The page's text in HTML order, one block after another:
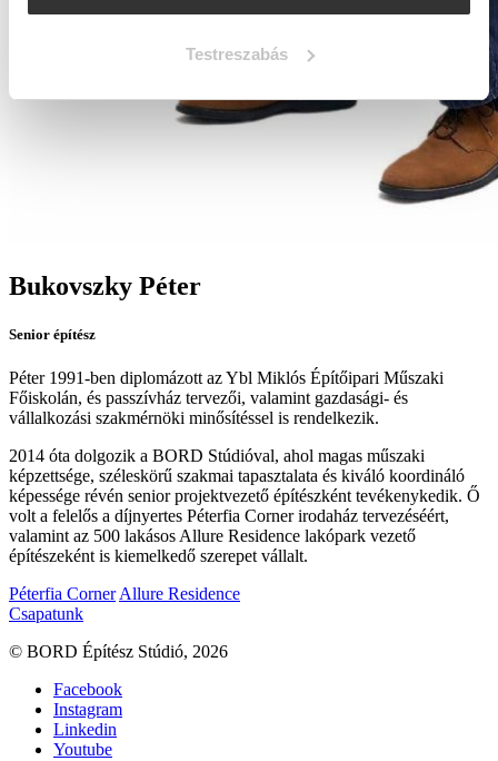
Testreszabás
Bukovszky Péter
Senior építész
Péter 1991-ben diplomázott az Ybl Miklós Építőipari Műszaki
Főiskolán, és passzívház tervezői, valamint gazdasági- és
vállalkozási szakmérnöki minősítéssel is rendelkezik.
2014 óta dolgozik a BORD Stúdióval, ahol magas műszaki
képzettsége, széleskörű szakmai tapasztalata és kiváló koordináló
képessége révén senior projektvezető építészként tevékenykedik. Ő
volt a felelős a díjnyertes Péterfia Corner irodaház tervezéséért,
valamint az 500 lakásos Allure Residence lakópark vezető
építészeként is kiemelkedő szerepet vállalt.
Péterfia Corner Allure Residence
Csapatunk
© BORD Építész Stúdió, 2026
Facebook
Instagram
Linkedin
Youtube